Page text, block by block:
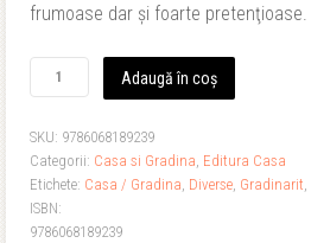
frumoase dar şi foarte pretenţioase.
minuni
multicolore
Adaugă în coș
SKU: 9786068189239
Categorii: Casa si Gradina Editura Casa
Etichete: Casa / Gradina Diverse Gradinarit
ISBN:
9786068189239